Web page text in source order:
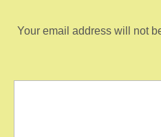
Your email address will not